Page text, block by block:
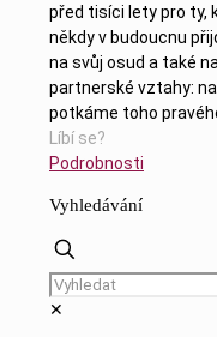
před tisíci lety pro ty,
někdy v budoucnu
na svůj osud a také na
partnerské vztahy:
potkáme toho
Líbí se?
Podrobnosti
Vyhledávání
✕